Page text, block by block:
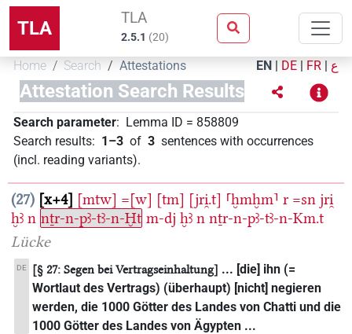
TLA TLA
2.5.1 (20)
Home Search Attestations EN | DE | FR | ع
Attestation Search Results
Search parameter: Lemma ID = 858809
Search results: 1–3 of 3 sentences with occurrences
(incl. reading variants).
27 x+4 [mtw] =[w] [tm] [jri̯.t] ⸢ḫmḫm⸣ r =sn jri̯
ḫꜣ n nṯr-n-pꜣ-tꜣ-n-Ḫt m-dj ḫꜣ n nṯr-n-pꜣ-tꜣ-n-Km.t
Lücke
DE [§ 27: Segen bei Vertragseinhaltung] ... [die] ihn (=
Wortlaut des Vertrags) (überhaupt) [nicht] negieren
werden, die 1000 Götter des Landes von Chatti und die
1000 Götter des Landes von Ägypten ...